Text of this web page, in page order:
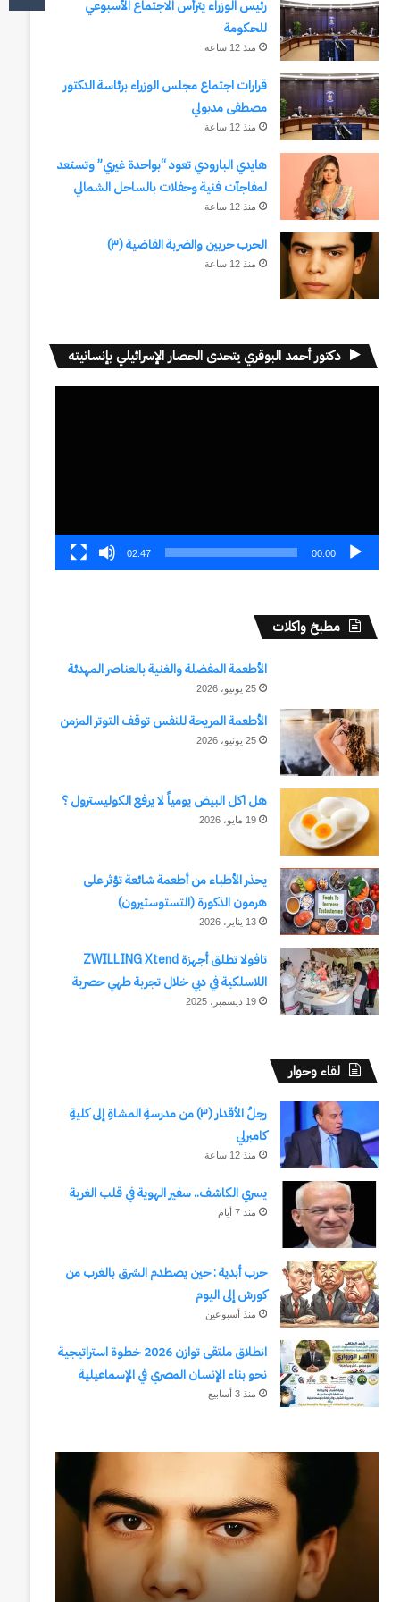
رئيس الوزراء يترأس الاجتماع الأسبوعي
للحكومة
منذ 12 ساعة
قرارات اجتماع مجلس الوزراء برئاسة الدكتور
مصطفى مدبولي
منذ 12 ساعة
هايدي البارودي تعود “بواحدة غيري” وتستعد
لمفاجآت فنية وحفلات بالساحل الشمالي
منذ 12 ساعة
الحرب حربين والضربة القاضية (٣)
منذ 12 ساعة
دكتور أحمد البوقري يتحدى الحصار الإسرائيلي بإنسانيته
00:00
02:47
مطبخ واكلات
الأطعمة المفضلة والغنية بالعناصر المهدئة
25 يونيو، 2026
الأطعمة المريحة للنفس توقف التوتر المزمن
25 يونيو، 2026
هل اكل البيض يومياً لا يرفع الكوليسترول ؟
19 مايو، 2026
يحذر الأطباء من أطعمة شائعة تؤثر على
هرمون الذكورة (التستوستيرون)
13 يناير، 2026
تافولا تطلق أجهزة ZWILLING Xtend
اللاسلكية في دبي خلال تجربة طهي حصرية
19 ديسمبر، 2025
لقاء وحوار
رجلُ الأقدار (٣) من مدرسةِ المشاةِ إلى كليةِ
كامبرلي
منذ 12 ساعة
يسري الكاشف.. سفير الهوية في قلب الغربة
منذ 7 أيام
حرب أبدية : حين يصطدم الشرق بالغرب من
كورش إلى اليوم
منذ أسبوعين
انطلاق ملتقى توازن 2026 خطوة استراتيجية
نحو بناء الإنسان المصري في الإسماعيلية
منذ 3 أسابيع
مدرسةِ